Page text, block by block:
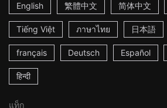
English
繁體中文 简体中文
Tiếng Việt ภาษาไทย 日本語
français Deutsch Español
हिन्दी
แท็ก